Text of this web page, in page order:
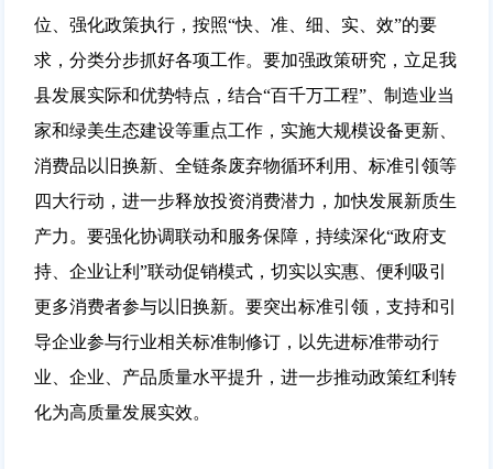
位、强化政策执行，按照“快、准、细、实、效”的要
求，分类分步抓好各项工作。要加强政策研究，立足我
县发展实际和优势特点，结合“百千万工程”、制造业当
家和绿美生态建设等重点工作，实施大规模设备更新、
消费品以旧换新、全链条废弃物循环利用、标准引领等
四大行动，进一步释放投资消费潜力，加快发展新质生
产力。要强化协调联动和服务保障，持续深化“政府支
持、企业让利”联动促销模式，切实以实惠、便利吸引
更多消费者参与以旧换新。要突出标准引领，支持和引
导企业参与行业相关标准制修订，以先进标准带动行
业、企业、产品质量水平提升，进一步推动政策红利转
化为高质量发展实效。